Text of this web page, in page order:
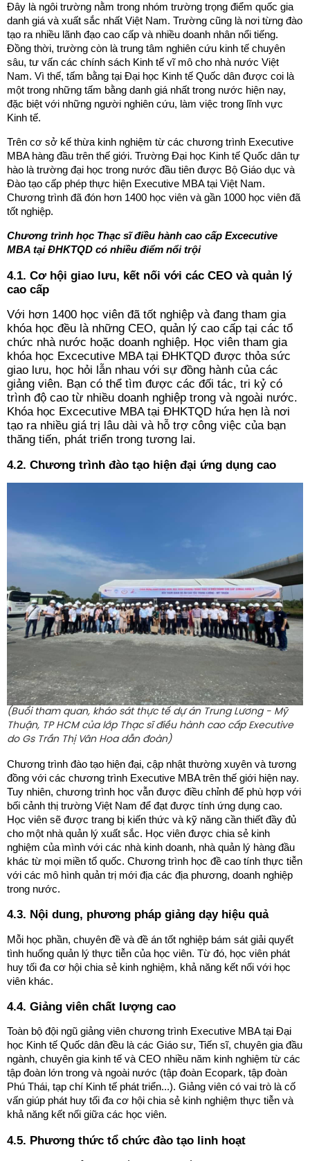
Đây là ngôi trường nằm trong nhóm trường trọng điểm quốc gia
danh giá và xuất sắc nhất Việt Nam. Trường cũng là nơi từng đào
tạo ra nhiều lãnh đạo cao cấp và nhiều doanh nhân nổi tiếng.
Đồng thời, trường còn là trung tâm nghiên cứu kinh tế chuyên
sâu, tư vấn các chính sách Kinh tế vĩ mô cho nhà nước Việt
Nam. Vì thế, tấm bằng tại Đại học Kinh tế Quốc dân được coi là
một trong những tấm bằng danh giá nhất trong nước hiện nay,
đặc biệt với những người nghiên cứu, làm việc trong lĩnh vực
Kinh tế.
Trên cơ sở kế thừa kinh nghiệm từ các chương trình Executive
MBA hàng đầu trên thế giới. Trường Đại học Kinh tế Quốc dân tự
hào là trường đại học trong nước đầu tiên được Bộ Giáo dục và
Đào tạo cấp phép thực hiện Executive MBA tại Việt Nam.
Chương trình đã đón hơn 1400 học viên và gần 1000 học viên đã
tốt nghiệp.
Chương trình học Thạc sĩ điều hành cao cấp Excecutive
MBA tại ĐHKTQD có nhiều điểm nổi trội
4.1. Cơ hội giao lưu, kết nối với các CEO và quản lý
cao cấp
Với hơn 1400 học viên đã tốt nghiệp và đang tham gia
khóa học đều là những CEO, quản lý cao cấp tại các tổ
chức nhà nước hoặc doanh nghiệp. Học viên tham gia
khóa học Excecutive MBA tại ĐHKTQD được thỏa sức
giao lưu, học hỏi lẫn nhau với sự đồng hành của các
giảng viên. Bạn có thể tìm được các đối tác, tri kỷ có
trình độ cao từ nhiều doanh nghiệp trong và ngoài nước.
Khóa học Excecutive MBA tại ĐHKTQD hứa hẹn là nơi
tạo ra nhiều giá trị lâu dài và hỗ trợ công việc của bạn
thăng tiến, phát triển trong tương lai.
4.2. Chương trình đào tạo hiện đại ứng dụng cao
(Buổi tham quan, kháo sát thực tế dự án Trung Lương - Mỹ
Thuận, TP HCM của lớp Thạc sĩ điều hành cao cấp Executive
do Gs Trần Thị Vân Hoa dẫn đoàn)
Chương trình đào tạo hiện đại, cập nhật thường xuyên và tương
đồng với các chương trình Executive MBA trên thế giới hiện nay.
Tuy nhiên, chương trình học vẫn được điều chỉnh để phù hợp với
bối cảnh thị trường Việt Nam để đạt được tính ứng dụng cao.
Học viên sẽ được trang bị kiến thức và kỹ năng cần thiết đầy đủ
cho một nhà quản lý xuất sắc. Học viên được chia sẻ kinh
nghiệm của mình với các nhà kinh doanh, nhà quản lý hàng đầu
khác từ mọi miền tổ quốc. Chương trình học đề cao tính thực tiễn
với các mô hình quản trị mới địa các địa phương, doanh nghiệp
trong nước.
4.3. Nội dung, phương pháp giảng dạy hiệu quả
Mỗi học phần, chuyên đề và đề án tốt nghiệp bám sát giải quyết
tình huống quản lý thực tiễn của học viên. Từ đó, học viên phát
huy tối đa cơ hội chia sẻ kinh nghiệm, khả năng kết nối với học
viên khác.
4.4. Giảng viên chất lượng cao
Toàn bộ đội ngũ giảng viên chương trình Executive MBA tại Đại
học Kinh tế Quốc dân đều là các Giáo sư, Tiến sĩ, chuyên gia đầu
ngành, chuyên gia kinh tế và CEO nhiều năm kinh nghiệm từ các
tập đoàn lớn trong và ngoài nước (tập đoàn Ecopark, tập đoàn
Phú Thái, tạp chí Kinh tế phát triển...). Giảng viên có vai trò là cố
vấn giúp phát huy tối đa cơ hội chia sẻ kinh nghiệm thực tiễn và
khả năng kết nối giữa các học viên.
4.5. Phương thức tổ chức đào tạo linh hoạt